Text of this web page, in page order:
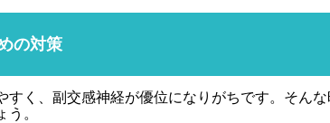
の対策
く、副交感神経が優位になりがちです。そん
。